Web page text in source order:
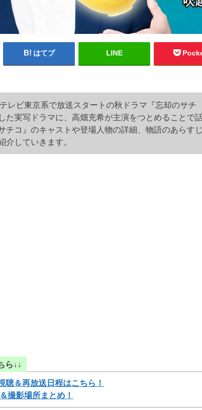
はてブ LINE
レビ東京系で放送スタートの秋ドラマ『忘却のサチ
た実写ドラマに、高畑充希が主演をつとめることで
チコ』のキャストや登場人物の詳細、物語のあらす
介していきます。
ら↓↓
聴＆再放送日程はこちら！
撮影場所まとめ！